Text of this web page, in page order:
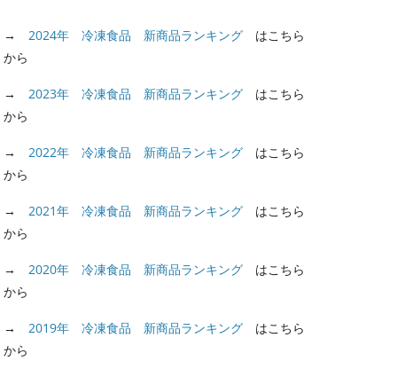
→ 2024年 冷凍食品 新商品ランキング はこちら
から
→ 2023年 冷凍食品 新商品ランキング はこちら
から
→ 2022年 冷凍食品 新商品ランキング はこちら
から
→ 2021年 冷凍食品 新商品ランキング はこちら
から
→ 2020年 冷凍食品 新商品ランキング はこちら
から
→ 2019年 冷凍食品 新商品ランキング はこちら
から